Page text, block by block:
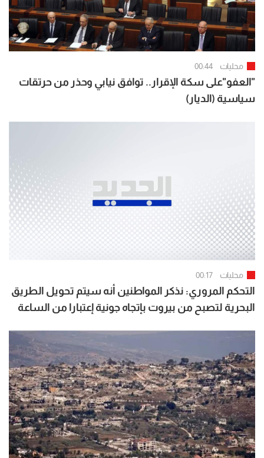
محليات 00:44
"العفو"على سكة الإقرار.. توافق نيابي وحذر من حرتقات
سياسية (الديار)
محليات 00:17
التحكم المروري: نذكر المواطنين أنه سيتم تحويل الطريق
البحرية لتصبح من بيروت بإتجاه جونية إعتبارا من الساعة